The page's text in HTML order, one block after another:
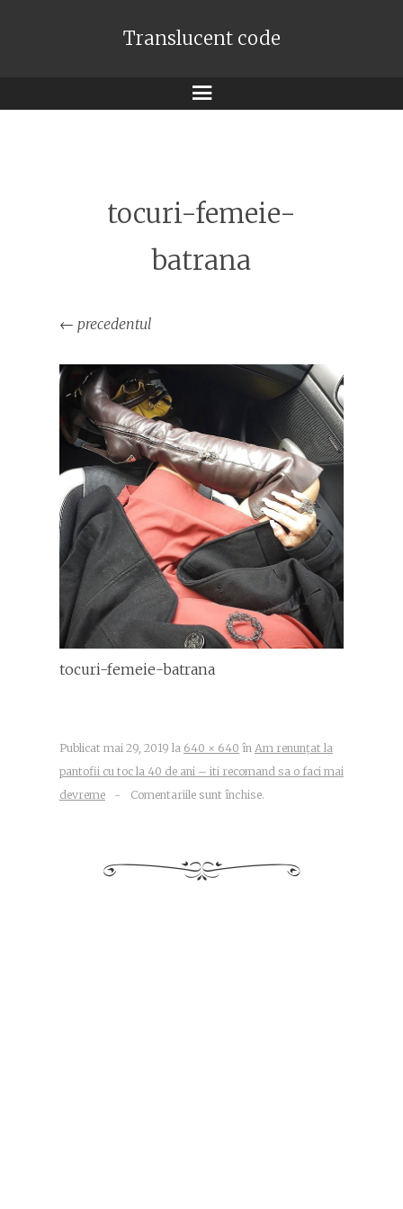
Translucent code
Meniu
tocuri-femeie-
batrana
← precedentul
tocuri-femeie-batrana
Publicat mai 29, 2019 la 640 × 640 în Am renunțat la
pantofii cu toc la 40 de ani – iti recomand sa o faci mai
devreme
~ Comentariile sunt închise.